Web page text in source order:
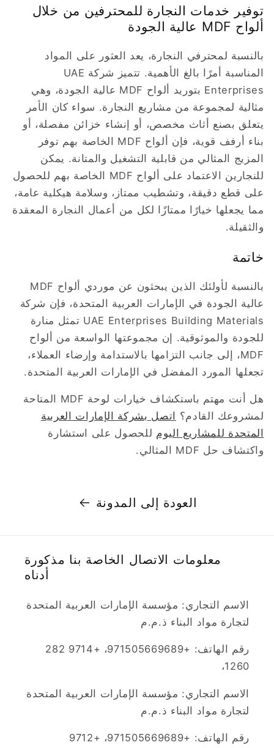
توفير خدمات النجارة للمحترفين من خلال
ألواح MDF عالية الجودة
بالنسبة لمحترفي النجارة، يعد العثور على المواد
المناسبة أمرًا بالغ الأهمية. تتميز شركة UAE
Enterprises بتوريد ألواح MDF عالية الجودة، وهي
مثالية لمجموعة من مشاريع النجارة. سواء كان الأمر
يتعلق بصنع أثاث مخصص، أو إنشاء خزائن مفصلة، ​​أو
بناء أرفف قوية، فإن ألواح MDF الخاصة بهم توفر
المزيج المثالي من قابلية التشغيل والمتانة. يمكن
للنجارين الاعتماد على ألواح MDF الخاصة بهم للحصول
على قطع دقيقة، وتشطيب ممتاز، وسلامة هيكلية عامة،
مما يجعلها خيارًا ممتازًا لكل من أعمال النجارة المعقدة
والثقيلة.
خاتمة
بالنسبة لأولئك الذين يبحثون عن موردي ألواح MDF
عالية الجودة في الإمارات العربية المتحدة، فإن شركة
UAE Enterprises Building Materials تمثل منارة
للجودة والموثوقية. إن مجموعتها الواسعة من ألواح
MDF، إلى جانب التزامها بالاستدامة وإرضاء العملاء،
تجعلها المورد المفضل في الإمارات العربية المتحدة.
هل أنت مهتم باستكشاف خيارات لوحة MDF المتاحة
لمشروعك القادم؟
اتصل بشركة الإمارات العربية
المتحدة للمشاريع اليوم للحصول على استشارة
واكتشاف حل MDF المثالي.
العودة إلى المدونة
معلومات الاتصال الخاصة بنا مذكورة
أدناه
الاسم التجاري: مؤسسة الإمارات العربية المتحدة
لتجارة مواد البناء ذ.م.م
رقم الهاتف: +971505669689، +9714 282
1260،
الاسم التجاري: مؤسسة الإمارات العربية المتحدة
لتجارة مواد البناء ذ.م.م
رقم الهاتف: +971505669689، +9712